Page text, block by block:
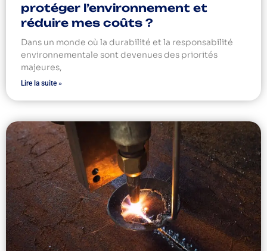
protéger l’environnement et
réduire mes coûts ?
Dans un monde où la durabilité et la responsabilité
environnementale sont devenues des priorités
majeures,
Lire la suite »